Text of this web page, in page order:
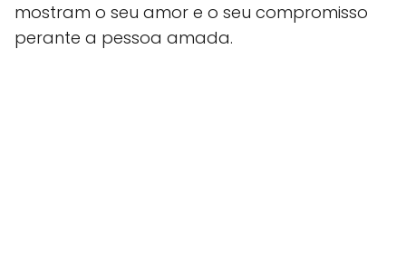
mostram o seu amor e o seu compromisso
perante a pessoa amada.